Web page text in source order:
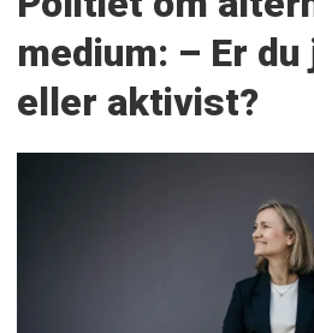
medium: – Er
eller aktivist?